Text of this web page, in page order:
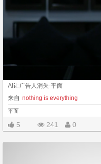
AI让广告人消失-平面
来自 nothing is everything
平面
5 241 0